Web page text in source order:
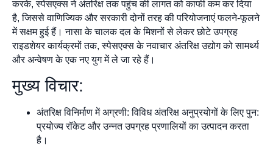
करके, स्पेसएक्स ने अंतरिक्ष तक पहुंच की लागत को काफी कम कर दिया
है, जिससे वाणिज्यिक और सरकारी दोनों तरह की परियोजनाएं फलने-फूलने
में सक्षम हुई हैं। नासा के चालक दल के मिशनों से लेकर छोटे उपग्रह
राइडशेयर कार्यक्रमों तक, स्पेसएक्स के नवाचार अंतरिक्ष उद्योग को सामर्थ्य
और अन्वेषण के एक नए युग में ले जा रहे हैं।
मुख्य विचार:
अंतरिक्ष विनिर्माण में अग्रणी: विविध अंतरिक्ष अनुप्रयोगों के लिए पुन:
प्रयोज्य रॉकेट और उन्नत उपग्रह प्रणालियों का उत्पादन करता
है।